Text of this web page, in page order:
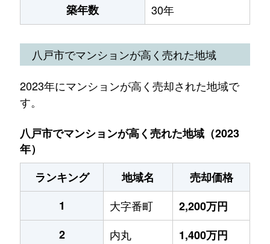
築年数 30年
八戸市でマンションが高く売れた地域
2023年にマンションが高く売却された地域で
す。
八戸市でマンションが高く売れた地域（2023
年）
ランキング
地域名
売却価格
1
大字番町
2,200万円
2
内丸
1,400万円